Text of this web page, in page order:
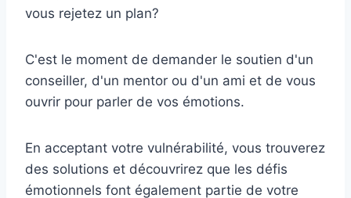
vous rejetez un plan?
C'est le moment de demander le soutien d'un
conseiller, d'un mentor ou d'un ami et de vous
ouvrir pour parler de vos émotions.
En acceptant votre vulnérabilité, vous trouverez
des solutions et découvrirez que les défis
émotionnels font également partie de votre